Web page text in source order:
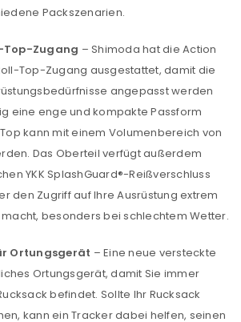
Packszenarien.
Top-Zugang – Shimoda hat die Action
Top-Zugang ausgestattet, damit die
angepasst werden
eine enge und kompakte Passform
kann mit einem Volumenbereich von
Das Oberteil verfügt außerdem
YKK SplashGuard®-Reißverschluss
den Zugriff auf Ihre Ausrüstung extrem
besonders bei schlechtem Wetter.
Ortungsgerät – Eine neue versteckte
Ortungsgerät, damit Sie immer
befindet. Sollte Ihr Rucksack
kann ein Tracker dabei helfen, seinen